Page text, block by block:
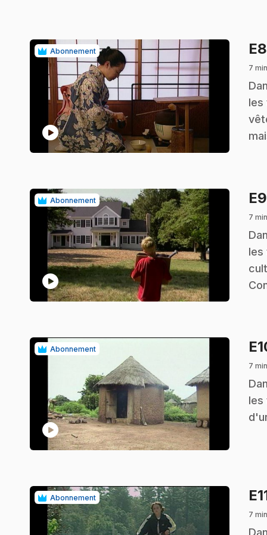
Abonnement
play_circle
E8
7 min
.
les
Abonnement
play_circle
E9
7
.
les
Abonnement
play_circle
7 min
.
les
Abonnement
7 min
.